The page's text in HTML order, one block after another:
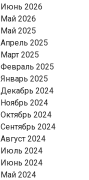
Июнь 2026
Май 2026
Май 2025
Апрель 2025
Март 2025
Февраль 2025
Январь 2025
Декабрь 2024
Ноябрь 2024
Октябрь 2024
Сентябрь 2024
Август 2024
Июль 2024
Июнь 2024
Май 2024